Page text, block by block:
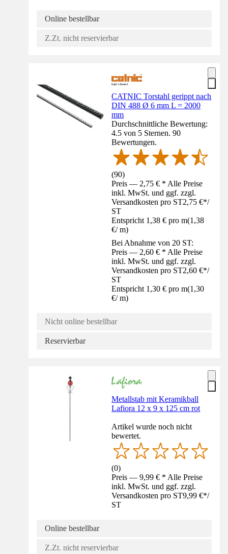
Online bestellbar
Z.Zt. nicht reservierbar
CATNIC Torstahl gerippt nach
DIN 488 Ø 6 mm L = 2000
mm
Durchschnittliche Bewertung:
4.5 von 5 Sternen. 90
Bewertungen.
(90)
Preis — 2,75 € * Alle Preise
inkl. MwSt. und ggf. zzgl.
Versandkosten pro ST2,75 €*/
ST
Entspricht 1,38 € pro m(1,38
€/ m)
Bei Abnahme von 20 ST:
Preis — 2,60 € * Alle Preise
inkl. MwSt. und ggf. zzgl.
Versandkosten pro ST2,60 €*/
ST
Entspricht 1,30 € pro m(1,30
€/ m)
Nicht online bestellbar
Reservierbar
Metallstab mit Keramikball
Lafiora 12 x 9 x 125 cm rot
Artikel wurde noch nicht
bewertet.
(0)
Preis — 9,99 € * Alle Preise
inkl. MwSt. und ggf. zzgl.
Versandkosten pro ST9,99 €*/
ST
Online bestellbar
Z.Zt. nicht reservierbar